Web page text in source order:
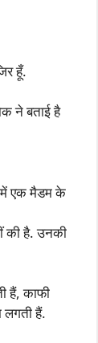
हूँ.
ने बताई है
में एक मैडम के
की है. उनकी
हैं, काफी
लगती हैं.